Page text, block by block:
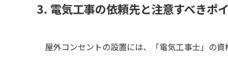
3. 電気工事の依頼先と注意すべきポ
屋外コンセントの設置には、「電気工事士」の資